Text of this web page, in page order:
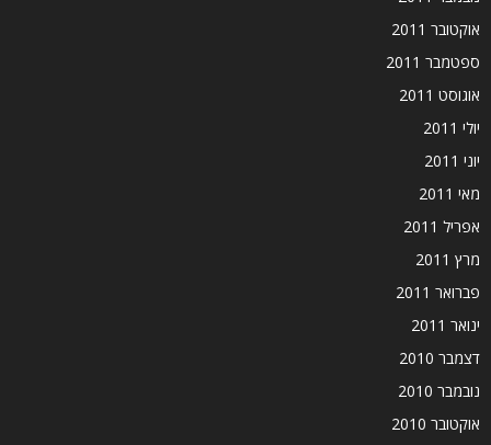
אוקטובר 2011
ספטמבר 2011
אוגוסט 2011
יולי 2011
יוני 2011
מאי 2011
אפריל 2011
מרץ 2011
פברואר 2011
ינואר 2011
דצמבר 2010
נובמבר 2010
אוקטובר 2010